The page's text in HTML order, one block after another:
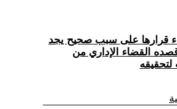
ببناء قرارها على سبب صحیح یجد
القضاء الإداري من